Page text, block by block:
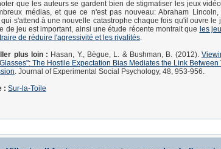
noter que les auteurs se gardent bien de stigmatiser les jeux
médias, et que ce n'est pas nouveau: Abraham
qui s'attend à une nouvelle catastrophe chaque fois qu'il ouvre le
de jeu est important, ainsi une étude récente montrait que les
de réduire l'agressivité et les rivalités.
plus loin : Hasan, Y., Bègue, L. & Bushman, B. (2012).
The Hostile Expectation Bias Mediates the Link
. Journal of Experimental Social Psychology, 48, 953-956.
: Sur-la-Toile